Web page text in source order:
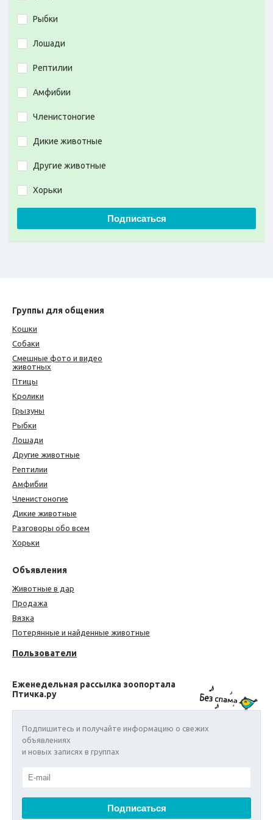
Рыбки
Лошади
Рептилии
Амфибии
Членистоногие
Дикие животные
Другие животные
Хорьки
Подписаться
Группы для общения
Кошки
Собаки
Смешные фото и видео
животных
Птицы
Кролики
Грызуны
Рыбки
Лошади
Другие животные
Рептилии
Амфибии
Членистоногие
Дикие животные
Разговоры обо всем
Хорьки
Объявления
Животные в дар
Продажа
Вязка
Потерянные и найденные животные
Пользователи
Еженедельная рассылка зоопортала
Птичка.ру
Подпишитесь и получайте информацию о свежих
объявлениях
и новых записях в группах